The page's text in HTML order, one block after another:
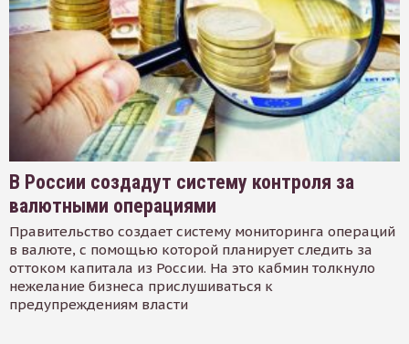
В России создадут систему контроля за
валютными операциями
Правительство создает систему мониторинга операций
в валюте, с помощью которой планирует следить за
оттоком капитала из России. На это кабмин толкнуло
нежелание бизнеса прислушиваться к
предупреждениям власти